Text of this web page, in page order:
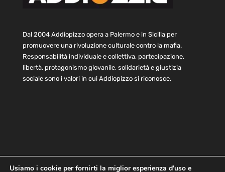
Dal 2004 Addiopizzo opera a Palermo e in Sicilia per
promuovere una rivoluzione culturale contro la mafia.
Responsabilità individuale e collettiva, partecipazione,
libertà, protagonismo giovanile, solidarietà e giustizia
sociale sono i valori in cui Addiopizzo si riconosce.
Usiamo i cookie per fornirti la miglior esperienza d'uso e